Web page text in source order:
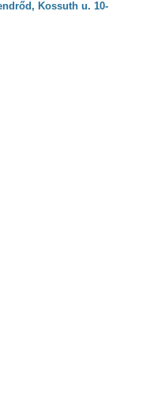
Kossuth u. 10-